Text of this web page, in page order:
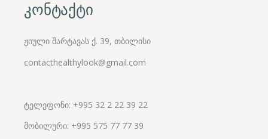
კონტაქტი
ჟიული შარტავას ქ. 39, თბილისი
contacthealthylook@gmail.com
ტელეფონი: +995 32 2 22 39 22
მობილური: +995 575 77 77 39